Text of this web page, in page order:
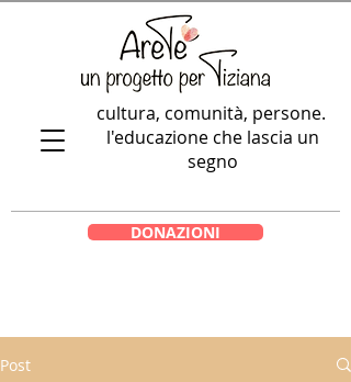
cultura, comunità, persone.
l'educazione che lascia un
segno
DONAZIONI
Post